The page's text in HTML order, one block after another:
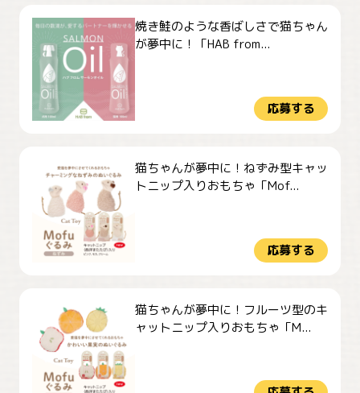
焼き鮭のような香ばしさで猫ちゃん
が夢中に！「HAB from...
応募する
猫ちゃんが夢中に！ねずみ型キャッ
トニップ入りおもちゃ「Mof...
応募する
猫ちゃんが夢中に！フルーツ型のキ
ャットニップ入りおもちゃ「M...